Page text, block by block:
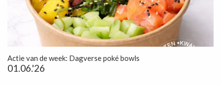
Actie van de week: Dagverse poké bowls
01.06.'26